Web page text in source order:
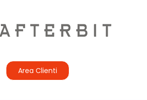
Area Clienti